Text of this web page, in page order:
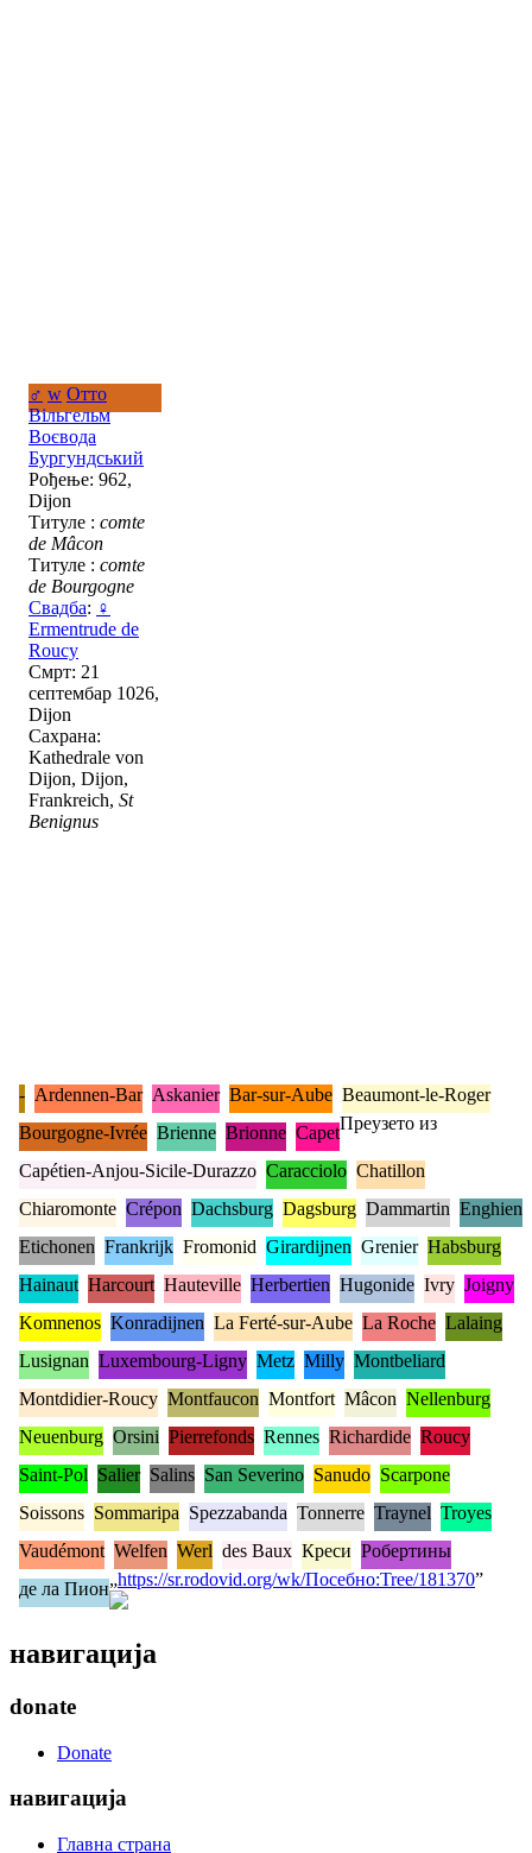
♂ w Отто
Вільгельм
Воєвода
Бургундський
Рођење: 962,
Dijon
Титуле : comte
de Mâcon
Титуле : comte
de Bourgogne
Свадба: ♀
Ermentrude de
Roucy
Смрт: 21
септембар 1026,
Dijon
Сахрана:
Kathedrale von
Dijon, Dijon,
Frankreich, St
Benignus
- Ardennen-Bar Askanier Bar-sur-Aube Beaumont-le-Roger
Bourgogne-Ivrée Brienne Brionne Capet
Capétien-Anjou-Sicile-Durazzo Caracciolo Chatillon
Chiaromonte Crépon Dachsburg Dagsburg Dammartin Enghien
Etichonen Frankrijk Fromonid Girardijnen Grenier Habsburg
Hainaut Harcourt Hauteville Herbertien Hugonide Ivry Joigny
Komnenos Konradijnen La Ferté-sur-Aube La Roche Lalaing
Lusignan Luxembourg-Ligny Metz Milly Montbeliard
Montdidier-Roucy Montfaucon Montfort Mâcon Nellenburg
Neuenburg Orsini Pierrefonds Rennes Richardide Roucy
Saint-Pol Salier Salins San Severino Sanudo Scarpone
Soissons Sommaripa Spezzabanda Tonnerre Traynel Troyes
Vaudémont Welfen Werl des Baux Креси Робертины
де ла Пион
Преузето из
„https://sr.rodovid.org/wk/Посебно:Tree/181370”
навигација
donate
Donate
навигација
Главна страна